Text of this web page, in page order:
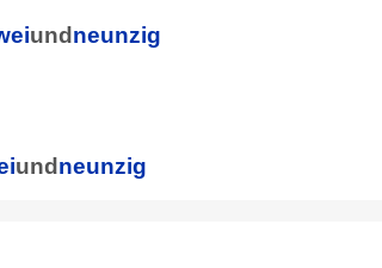
undneunzig
undneunzig